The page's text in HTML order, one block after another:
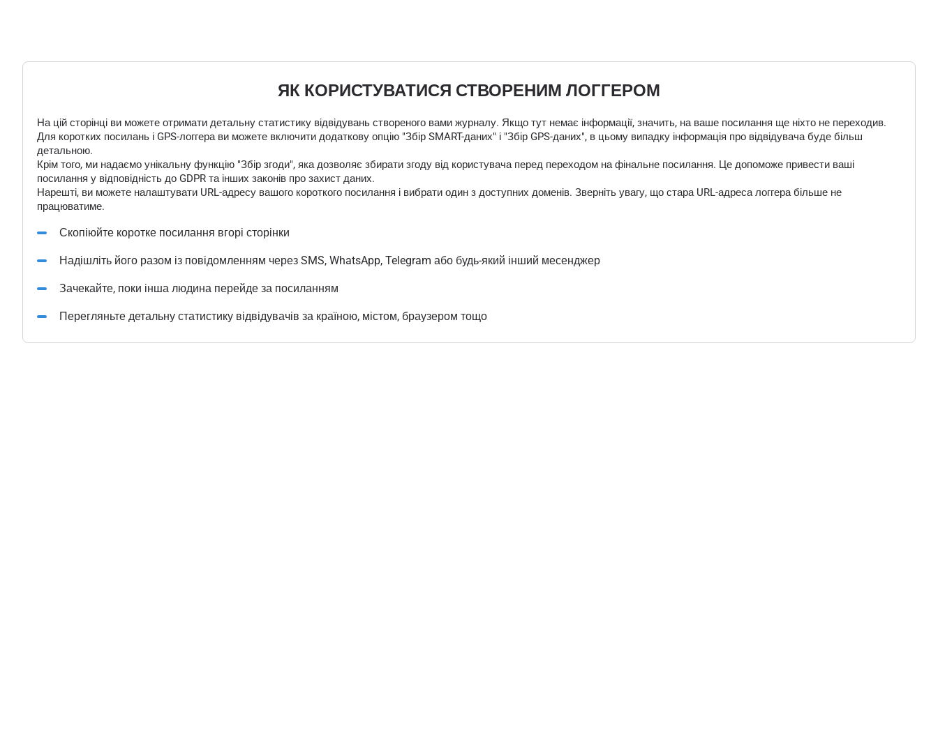
ЯК КОРИСТУВАТИСЯ СТВОРЕНИМ ЛОГГЕРОМ
На цій сторінці ви можете отримати детальну статистику відвідувань створеного вами журналу. Якщо тут немає інформації, значить, на ваше посилання ще ніхто не переходив.
Для коротких посилань і GPS-логгера ви можете включити додаткову опцію "Збір SMART-даних" і "Збір GPS-даних", в цьому випадку інформація про відвідувача буде більш
детальною.
Крім того, ми надаємо унікальну функцію "Збір згоди", яка дозволяє збирати згоду від користувача перед переходом на фінальне посилання. Це допоможе привести ваші
посилання у відповідність до GDPR та інших законів про захист даних.
Нарешті, ви можете налаштувати URL-адресу вашого короткого посилання і вибрати один з доступних доменів. Зверніть увагу, що стара URL-адреса логгера більше не
працюватиме.
Скопіюйте коротке посилання вгорі сторінки
Надішліть його разом із повідомленням через SMS, WhatsApp, Telegram або будь-який інший месенджер
Зачекайте, поки інша людина перейде за посиланням
Перегляньте детальну статистику відвідувачів за країною, містом, браузером тощо